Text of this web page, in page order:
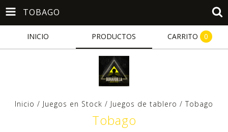
TOBAGO
INICIO PRODUCTOS CARRITO 0
Inicio / Juegos en Stock / Juegos de tablero / Tobago
Tobago